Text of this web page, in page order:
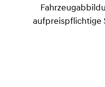
aufpreispflichtige